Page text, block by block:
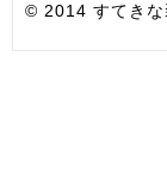
© 2014 すてき